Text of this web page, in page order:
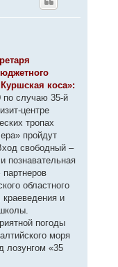
коса»:
по случаю 35-й
центре
тропах
пройдут
свободный –
познавательная
областного
краеведения и
погоды
моря
лозунгом «35